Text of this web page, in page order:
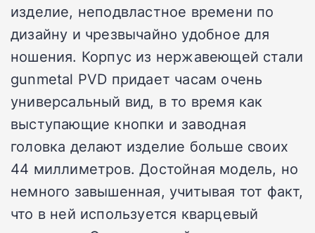
изделие, неподвластное времени по
дизайну и чрезвычайно удобное для
ношения. Корпус из нержавеющей стали
gunmetal PVD придает часам очень
универсальный вид, в то время как
выступающие кнопки и заводная
головка делают изделие больше своих
44 миллиметров. Достойная модель, но
немного завышенная, учитывая тот факт,
что в ней используется кварцевый